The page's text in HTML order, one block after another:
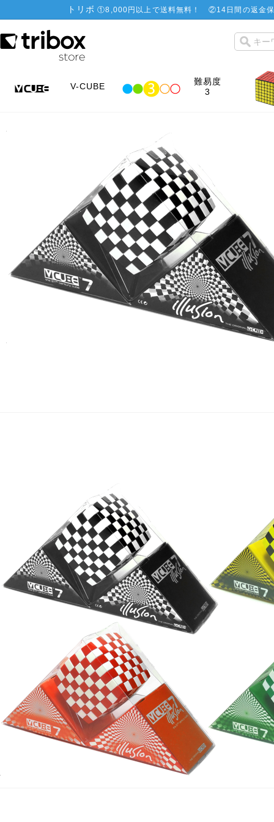
トリボ ①8,000円以上で送料無料！ ②14日間の返金
V-CUBE
難易度
3